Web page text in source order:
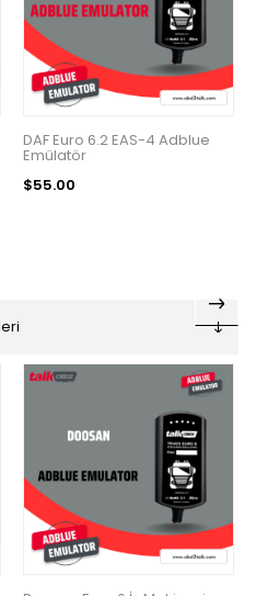
DAF Euro 6.2 EAS-4 Adblue
Emülatör
$55.00